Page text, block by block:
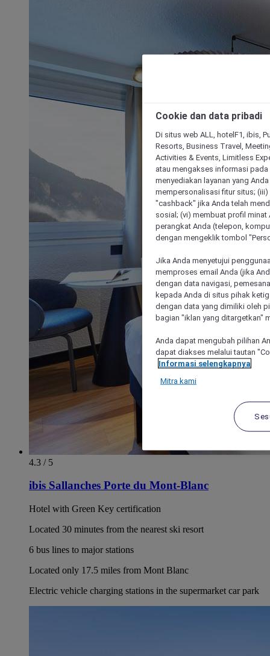
4.3 / 5
ibis Sallanches Porte du Mont-Blanc
Hotel with Green Key certification
Located 30 minutes from the nearest ski resort
6 bus lines to major stations
Located only 17.5 miles from Mont Blanc
Electric vehicle charging stations in the supermarket car park
Cookie dan data pribadi
Di situs web ALL, hotelF1, ibis,
Resorts, Business Travel,
Activities & Events, Limitless
atau mengakses informasi
menyediakan layanan yang
mempersonalisasi fitur situs;
"cashback" jika Anda telah
sosial; (vi) membuat profil
perangkat Anda (telepon,
dengan mengeklik tombol
Jika Anda menyetujui
memproses email Anda (jika
dengan data navigasi,
kepada Anda di situs pihak
dengan data yang dimiliki oleh
bagian "iklan yang ditargetkan"
Anda dapat mengubah pilihan
dapat diakses melalui tautan
Informasi selengkapnya
Mitra kami